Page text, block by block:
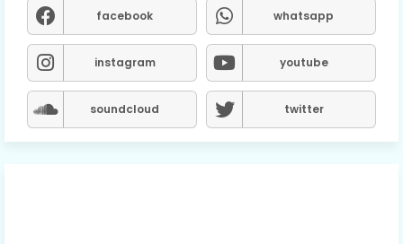
facebook whatsapp
instagram youtube
soundcloud twitter